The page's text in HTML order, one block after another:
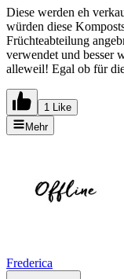
Diese werden eh
würden diese
Früchteabteilung
verwendet und besser
alleweil! Egal ob für
1 Like
Mehr
Frederica